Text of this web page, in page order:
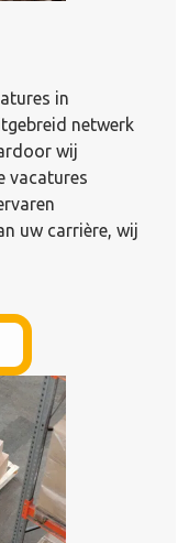
in
netwerk
wij
vacatures
uw carrière, wij